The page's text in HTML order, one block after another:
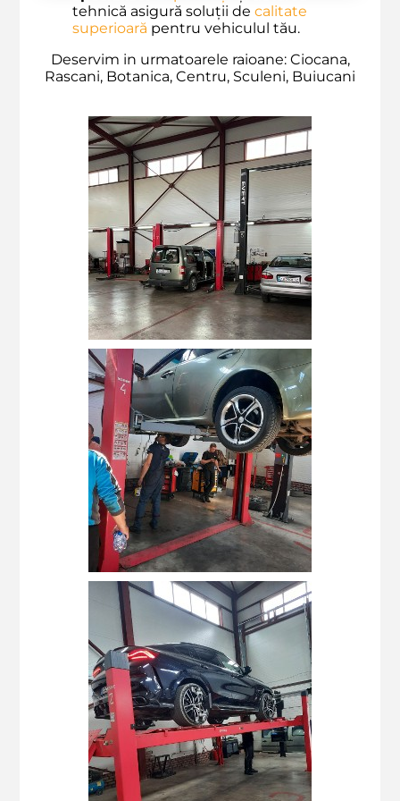
tehnică asigură soluții de calitate
superioară pentru vehiculul tău.
Deservim in urmatoarele raioane: Ciocana,
Rascani, Botanica, Centru, Sculeni, Buiucani